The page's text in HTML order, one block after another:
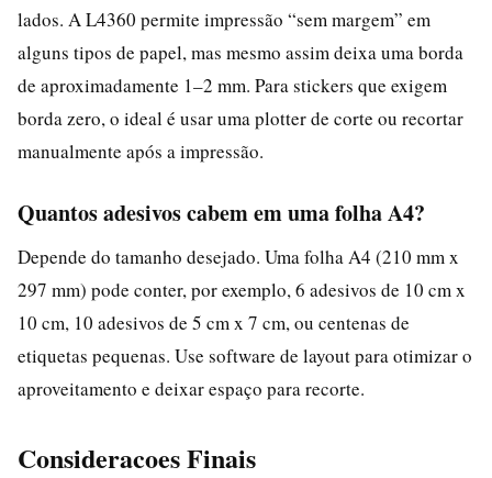
lados. A L4360 permite impressão “sem margem” em
alguns tipos de papel, mas mesmo assim deixa uma borda
de aproximadamente 1–2 mm. Para stickers que exigem
borda zero, o ideal é usar uma plotter de corte ou recortar
manualmente após a impressão.
Quantos adesivos cabem em uma folha A4?
Depende do tamanho desejado. Uma folha A4 (210 mm x
297 mm) pode conter, por exemplo, 6 adesivos de 10 cm x
10 cm, 10 adesivos de 5 cm x 7 cm, ou centenas de
etiquetas pequenas. Use software de layout para otimizar o
aproveitamento e deixar espaço para recorte.
Consideracoes Finais